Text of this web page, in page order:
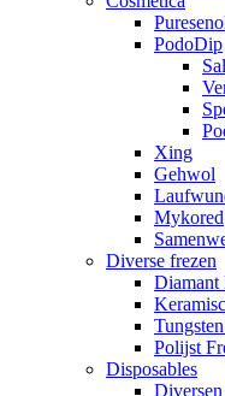
PodoDip
Xing
Gehwol
Mykored
Diverse frezen
Diamant
Polijst
Disposables